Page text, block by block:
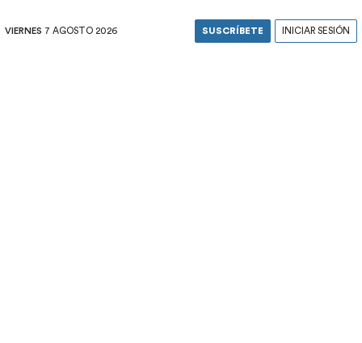
VIERNES 7 AGOSTO 2026 SUSCRÍBETE INICIAR SESIÓN